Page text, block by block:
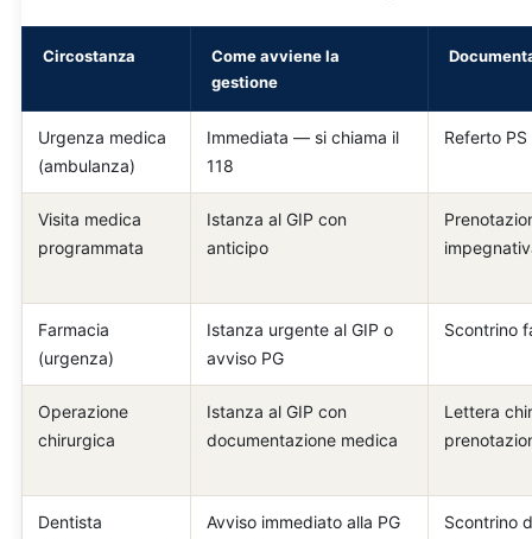
Circostanza
Come avviene la
gestione
Urgenza medica
(ambulanza)
Immediata — si chiama il
118
Referto
Visita medica
programmata
Istanza al GIP con
anticipo
Farmacia
(urgenza)
Istanza urgente al GIP o
avviso PG
Scontrino
Operazione
chirurgica
Istanza al GIP con
documentazione medica
Lettera
Dentista
Avviso immediato alla PG
Scontrino